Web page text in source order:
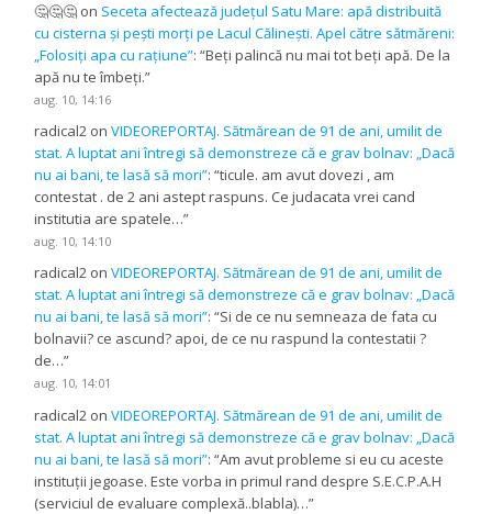
🤔🤔🤔 on Seceta afectează județul Satu Mare: apă distribuită
cu cisterna și pești morți pe Lacul Călinești. Apel către sătmăreni:
„Folosiți apa cu rațiune”: “Beți palincă nu mai tot beți apă. De la
apă nu te îmbeți.”
aug. 10, 14:16
radical2 onVIDEOREPORTAJ. Sătmărean de 91 de ani, umilit de
stat. A luptat ani întregi să demonstreze că e grav bolnav: „Dacă
nu ai bani, te lasă să mori”: “ticule. am avut dovezi , am
contestat . de 2 ani astept raspuns. Ce judacata vrei cand
institutia are spatele…”
aug. 10, 14:10
radical2 onVIDEOREPORTAJ. Sătmărean de 91 de ani, umilit de
stat. A luptat ani întregi să demonstreze că e grav bolnav: „Dacă
nu ai bani, te lasă să mori”: “Si de ce nu semneaza de fata cu
bolnavii? ce ascund? apoi, de ce nu raspund la contestatii ?
de…”
aug. 10, 14:01
radical2 onVIDEOREPORTAJ. Sătmărean de 91 de ani, umilit de
stat. A luptat ani întregi să demonstreze că e grav bolnav: „Dacă
nu ai bani, te lasă să mori”: “Am avut probleme si eu cu aceste
instituții jegoase. Este vorba in primul rand despre S.E.C.P.A.H
(serviciul de evaluare complexă..blabla)…”